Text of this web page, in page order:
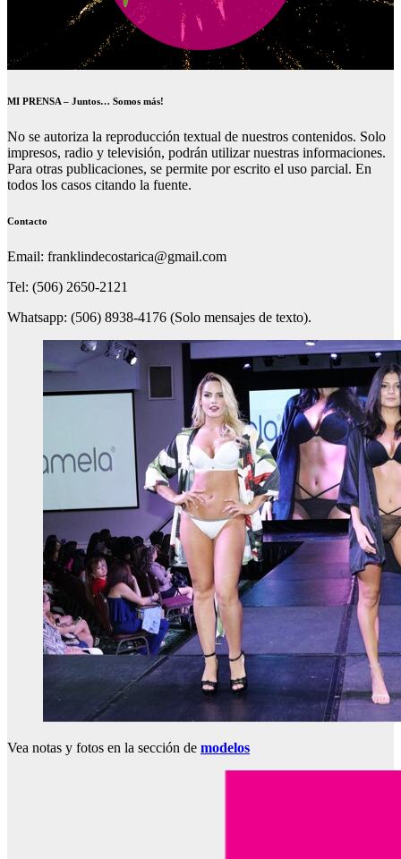
MI PRENSA – Juntos… Somos más!
No se autoriza la reproducción textual de nuestros contenidos. Solo
impresos, radio y televisión, podrán utilizar nuestras informaciones.
Para otras publicaciones, se permite por escrito el uso parcial. En
todos los casos citando la fuente.
Contacto
Email: franklindecostarica@gmail.com
Tel: (506) 2650-2121
Whatsapp: (506) 8938-4176 (Solo mensajes de texto).
Vea notas y fotos en la sección de modelos